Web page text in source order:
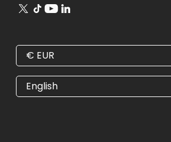
€ EUR
€ EUR
$ USD
₺ TRY
English